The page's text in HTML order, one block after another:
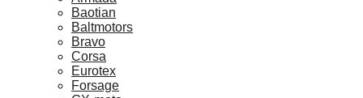
Baotian
Baltmotors
Bravo
Corsa
Eurotex
Forsage